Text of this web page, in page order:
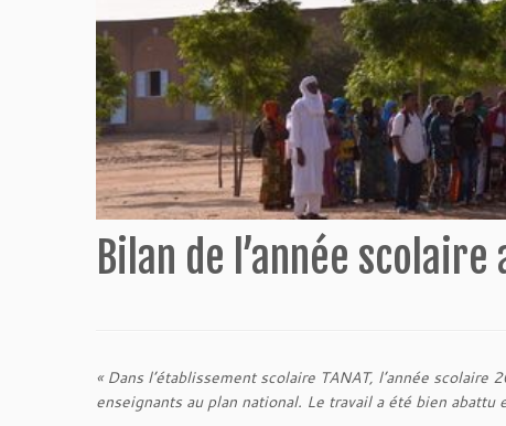
Bilan de l’année
« Dans l’établissement scolaire TANAT, l’année
enseignants au plan national. Le travail a été bien abattu